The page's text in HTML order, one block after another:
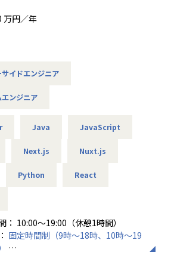
上】
ます。その分、自分で整え・改善す
、チームビルディングの場ではしっ
LT・雑談会などオンラインの交流機
りないかもしれません。
が馴染みやすい環境です。
ルをフル活用することで経費削減をし
社員旅行」
を無くしました。（飲み会をしたい人
均68％。実質還元率が100％を超える
残業なし【給与57.6万円／実質還元率
残業月20時間【給与67.6万円／実質還
・メンバー2名にて参画/残業月20時
ら7年で東証グロース市場へ上場。
による非連続的な成長を推進し、現
大。主軸のエンジニアプラットフォー
ティングやコンサルティング・M&Aア
なる一方で、深刻なエンジニア不足は
支援事業を中心に据え、企業のIT領
で提供しています。更に昨今の急速
る開発支援も行っています。こうし
企業価値の向上及び、社会課題の解決
万円／年
イドエンジニア
ンジニア
Java JavaScript
Next.js Nuxt.js
Python React
： 10:00～19:00（休憩1時間）
固定時間制（9時～18時、10時～19